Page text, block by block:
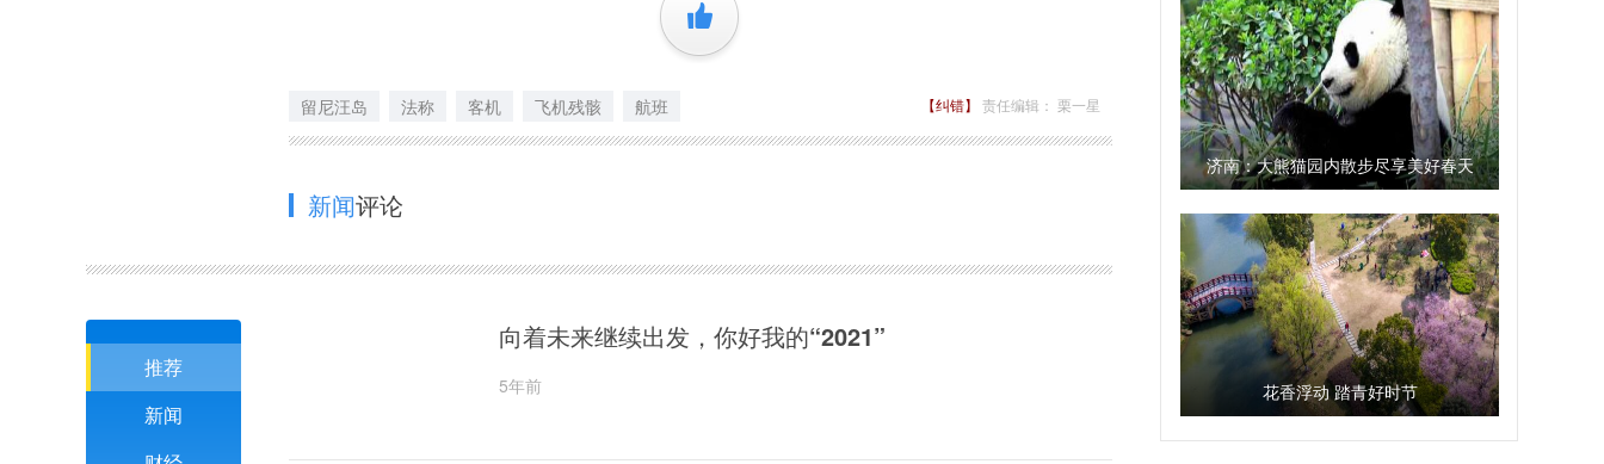
+1
留尼汪岛 法称 客机 飞机残骸 航班 【纠错】 责任编辑： 栗一星
新闻评论
推荐
新闻
向着未来继续出发，你好我的“2021”
5年前
济南：大熊猫园内散步尽享美好春天
花香浮动 踏青好时节